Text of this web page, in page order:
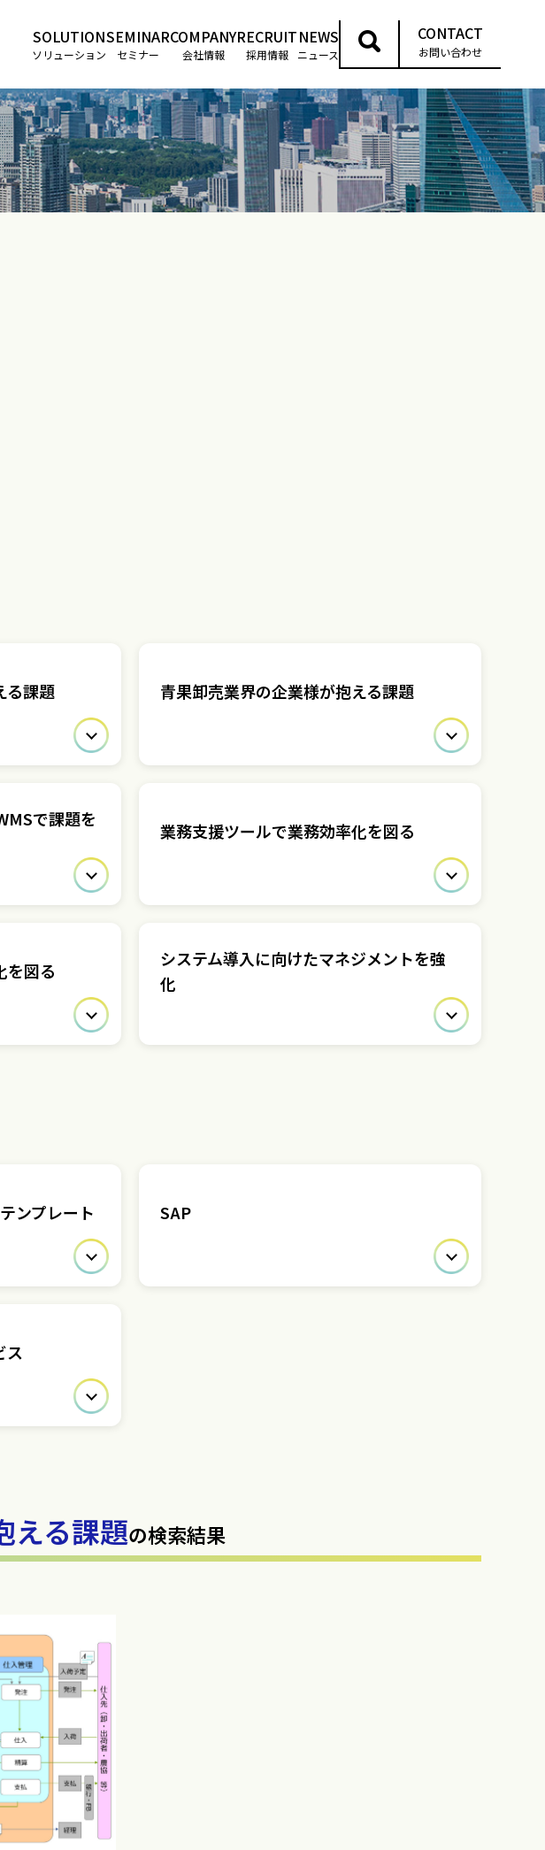
SOLUTION
ソリューション
SEMINAR
セミナー
COMPANY
会社情報
RECRUIT
採用情報
NEWS
ニュース
CONTACT
お問い合わせ
る課題 青果卸売業界の企業様が抱える課題
で課題を
業務支援ツールで業務効率化を図る
を図る
システム導入に向けたマネジメントを強
化
ンプレート SAP
ス
える課題の検索結果